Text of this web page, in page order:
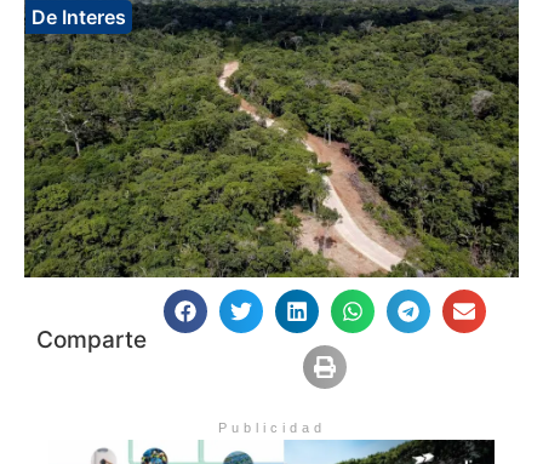
De Interes
Comparte
Publicidad